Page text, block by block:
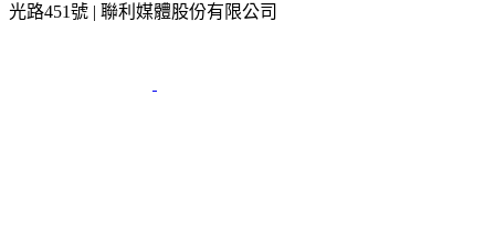
光路451號 | 聯利媒體股份有限公司